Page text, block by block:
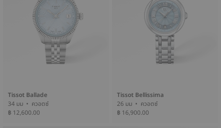
Tissot Ballade
34 มม • ควอตซ์
฿ 12,600.00
Tissot Bellissima
26 มม • ควอตซ์
฿ 16,900.00